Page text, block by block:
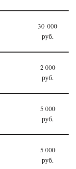
30 000
руб.
2 000
руб.
5 000
руб.
5 000
руб.